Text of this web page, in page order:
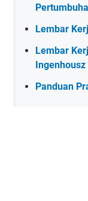
Lembar
Lembar
Ingenhousz
Panduan